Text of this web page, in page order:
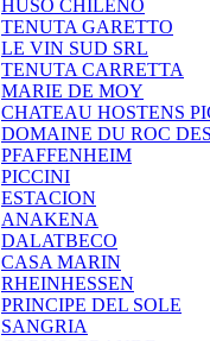
HUSO CHILENO
TENUTA GARETTO
LE VIN SUD SRL
TENUTA CARRETTA
MARIE DE MOY
CHATEAU HOSTENS
DOMAINE DU ROC
PFAFFENHEIM
PICCINI
ESTACION
ANAKENA
DALATBECO
CASA MARIN
RHEINHESSEN
PRINCIPE DEL SOLE
SANGRIA